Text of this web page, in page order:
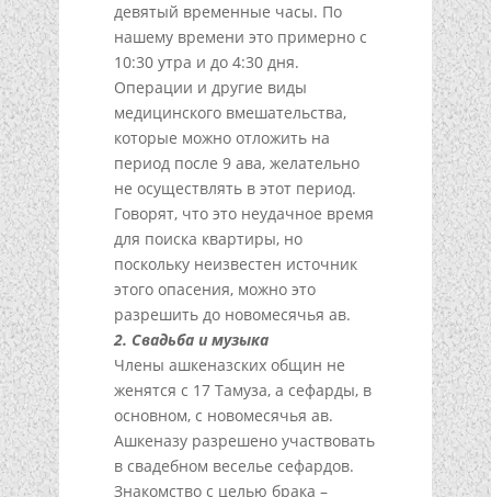
девятый временные часы. По
нашему времени это примерно с
10:30 утра и до 4:30 дня.
Операции и другие виды
медицинского вмешательства,
которые можно отложить на
период после 9 ава, желательно
не осуществлять в этот период.
Говорят, что это неудачное время
для поиска квартиры, но
поскольку неизвестен источник
этого опасения, можно это
разрешить до новомесячья ав.
2. Свадьба и музыка
Члены ашкеназских общин не
женятся с 17 Тамуза, а сефарды, в
основном, с новомесячья ав.
Ашкеназу разрешено участвовать
в свадебном веселье сефардов.
Знакомство с целью брака –